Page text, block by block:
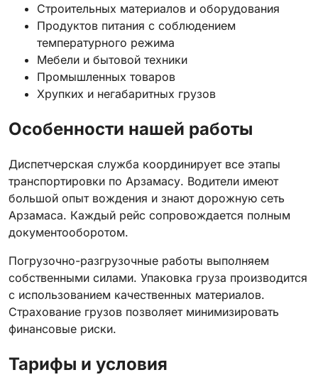
Строительных материалов и оборудования
Продуктов питания с соблюдением
температурного режима
Мебели и бытовой техники
Промышленных товаров
Хрупких и негабаритных грузов
Особенности нашей работы
Диспетчерская служба координирует все этапы
транспортировки по Арзамасу. Водители имеют
большой опыт вождения и знают дорожную сеть
Арзамаса. Каждый рейс сопровождается полным
документооборотом.
Погрузочно-разгрузочные работы выполняем
собственными силами. Упаковка груза производится
с использованием качественных материалов.
Страхование грузов позволяет минимизировать
финансовые риски.
Тарифы и условия